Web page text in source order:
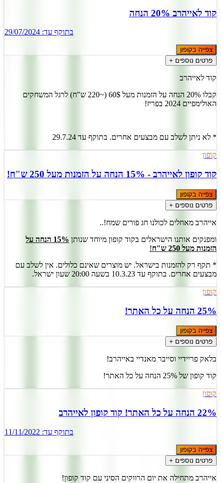
קוד לאייהרב 20% הנחה
בתוקף עד: 29/07/2024
צפייה בקופון
פרטים נוספים +
קוד לאייהרב
קבלו 20% הנחה על הזמנות מעל 60$ (~220 ש"ח) לרגל המשחקים
האולימפיים 2024 בפריז!
* לא ניתן לשלב עם מבצעים אחרים. בתוקף עד 29.7.24
קופון
קוד קופון לאייהרב - 15% הנחה על הזמנות מעל 250 ש"ח!
צפייה בקופון
פרטים נוספים +
אייהרב מאחלים לכולנו חג פורים שמח!..
ומפנקים אותנו הישראלים בקוד קופון מיוחד שנותן
15% הנחה על
הזמנות מעל 250 ש"ח
!
* תקף רק להזמנות בישראל. יש מוצרים שאינם כלולים. אין לשלב עם
מבצעים אחרים. בתוקף עד 10.3.23 בשעה 20:00 שעון ישראל.
קופון
25% הנחה על כל האתר!
צפייה בקופון
פרטים נוספים +
בלאק פריידיי וסייבר מאנדיי באייהרב!
קוד קופון של 25% הנחה על כל האתר!
קופון
22% הנחה על כל האתר! קוד קופון לאייהרב
בתוקף עד: 11/11/2022
צפייה בקופון
פרטים נוספים +
אייהרב מתחילה את יום הרווקים הסיני עם קוד קופון!